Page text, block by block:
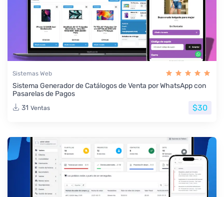
Sistemas Web
Sistema Generador de Catálogos de Venta por WhatsApp con
Pasarelas de Pagos
31 Ventas $30